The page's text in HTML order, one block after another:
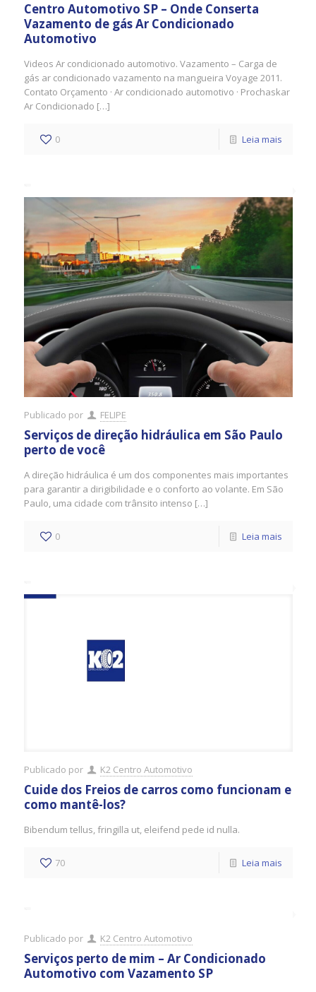
Centro Automotivo SP – Onde Conserta
Vazamento de gás Ar Condicionado
Automotivo
Videos Ar condicionado automotivo. Vazamento – Carga de
gás ar condicionado vazamento na mangueira Voyage 2011.
‎Contato Orçamento · ‎Ar condicionado automotivo · ‎Prochaskar
Ar Condicionado […]
0 Leia mais
Publicado por FELIPE
Serviços de direção hidráulica em São Paulo
perto de você
A direção hidráulica é um dos componentes mais importantes
para garantir a dirigibilidade e o conforto ao volante. Em São
Paulo, uma cidade com trânsito intenso […]
0 Leia mais
Publicado por K2 Centro Automotivo
Cuide dos Freios de carros como funcionam e
como mantê-los?
Bibendum tellus, fringilla ut, eleifend pede id nulla.
70 Leia mais
Publicado por K2 Centro Automotivo
Serviços perto de mim – Ar Condicionado
Automotivo com Vazamento SP